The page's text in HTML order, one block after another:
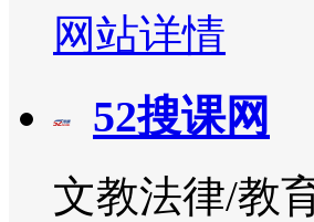
网站详情
52搜课网
文教法律/教